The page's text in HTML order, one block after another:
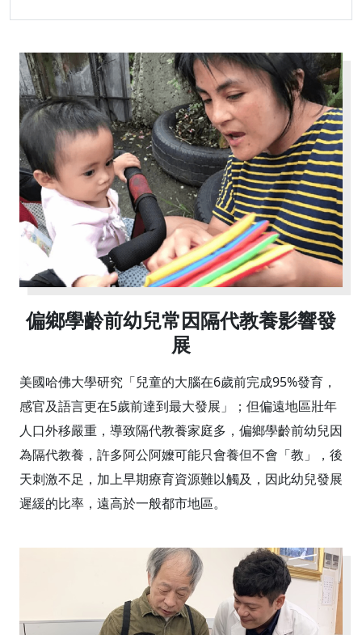
偏鄉學齡前幼兒常因隔代教養影響發
展
美國哈佛大學研究「兒童的大腦在6歲前完成95%發育，
感官及語言更在5歲前達到最大發展」；但偏遠地區壯年
人口外移嚴重，導致隔代教養家庭多，偏鄉學齡前幼兒因
為隔代教養，許多阿公阿嬤可能只會養但不會「教」，後
天刺激不足，加上早期療育資源難以觸及，因此幼兒發展
遲緩的比率，遠高於一般都市地區。